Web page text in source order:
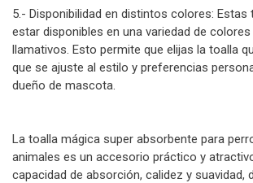
5.- Disponibilidad en distintos colores: Estas
estar disponibles en una variedad de
llamativos. Esto permite que elijas la toalla
que se ajuste al estilo y preferencias
dueño de mascota.
La toalla mágica super absorbente para
animales es un accesorio práctico y
capacidad de absorción, calidez y suavidad,